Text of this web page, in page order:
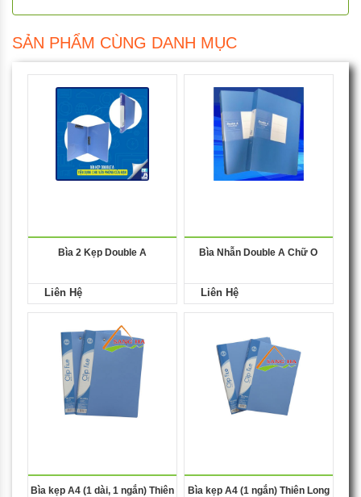
SẢN PHẨM CÙNG DANH MỤC
Bìa 2 Kẹp Double A
Liên Hệ
Bìa Nhẫn Double A Chữ O
Liên Hệ
Bìa kẹp A4 (1 dài, 1 ngắn) Thiên Bìa kẹp A4 (1 ngắn) Thiên Long